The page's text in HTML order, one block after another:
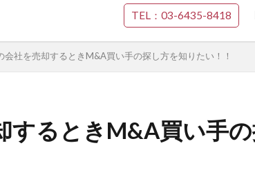
M&A契約書に関する総合案内
M&Aデューデリジェンスに関する総合案
内
M&Aトラブルに関する総合案内
非上場株式・少数株主問題に関する総合
案内
M&A・少数株主・裁判実務に関する動画
解説
TEL：03-6435-8418
会社を売却するときM&A買い手の探し方を知りたい！！
するときM&A買い手